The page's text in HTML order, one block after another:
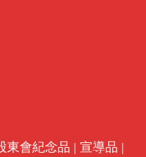
東會紀念品 | 宣導品 |